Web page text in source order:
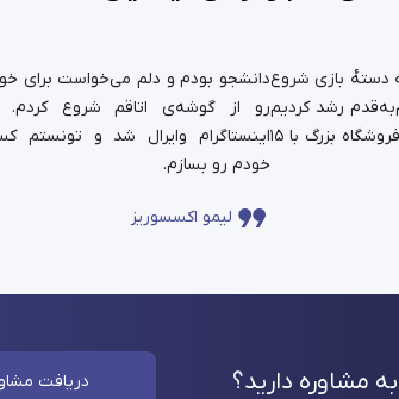
دانشجو بودم و دلم می‌خواست برای
رو از گوشه‌ی اتاقم شروع کردم.
اینستاگرام وایرال شد و تونستم
خودم رو بسازم.
لیمو اکسسوریز
یه دسته‌ٔ بازی شروع
رشد کردیم
و حالا اون کارِ کوچیکِ خونگی، به یه فروشگاه بزرگ با ۱۵
مشاوره دارید؟ دریافت